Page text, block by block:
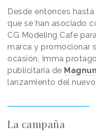
Desde entonces
que se han asociado
CG Modeling Cafe
marca y promocionar
ocasión, Imma
publicitaria de
lanzamiento del
La campaña